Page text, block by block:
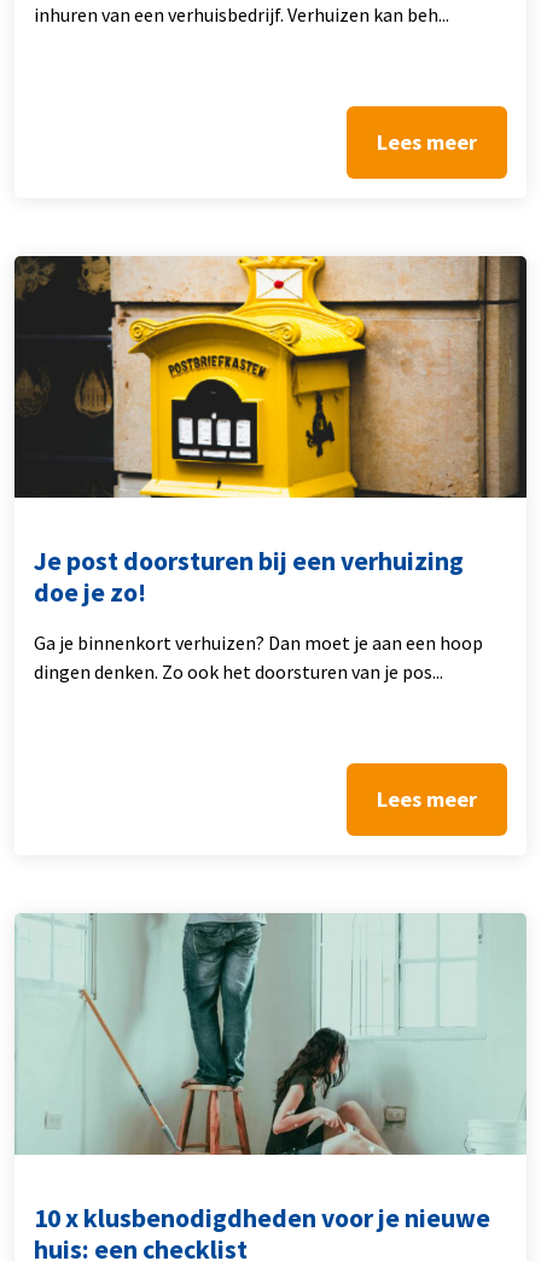
inhuren van een verhuisbedrijf. Verhuizen kan beh...
Lees meer
Je post doorsturen bij een verhuizing
doe je zo!
Ga je binnenkort verhuizen? Dan moet je aan een hoop
dingen denken. Zo ook het doorsturen van je pos...
Lees meer
10 x klusbenodigdheden voor je nieuwe
huis: een checklist